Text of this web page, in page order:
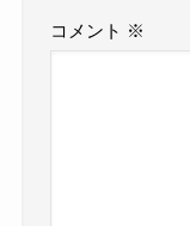
コメント ※